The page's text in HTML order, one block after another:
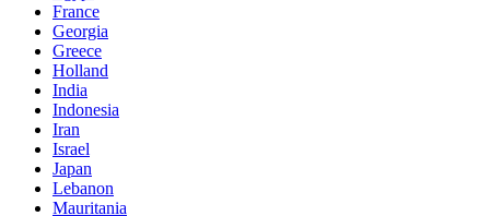
France
Georgia
Greece
Holland
India
Indonesia
Iran
Israel
Japan
Lebanon
Mauritania